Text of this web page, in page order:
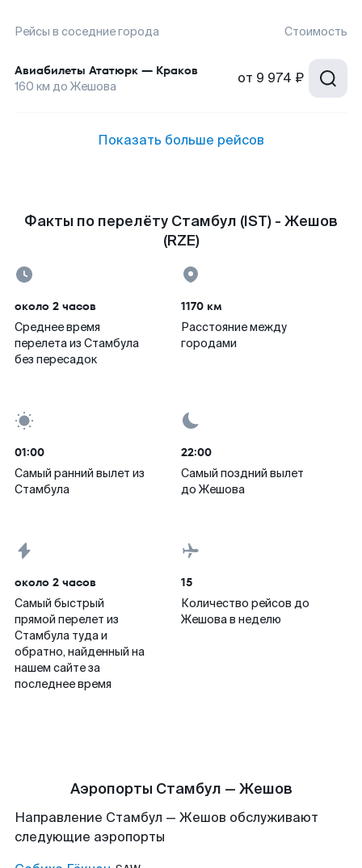
Рейсы в соседние города Стоимость
Авиабилеты Ататюрк — Краков
160 км до Жешова от 9 974 ₽
Показать больше рейсов
Факты по перелёту Стамбул (IST) - Жешов
(RZE)
около 2 часов
Среднее время
перелета из Стамбула
без пересадок
1170 км
Расстояние между
городами
01:00
Самый ранний вылет из
Стамбула
22:00
Самый поздний вылет
до Жешова
около 2 часов
Самый быстрый
прямой перелет из
Стамбула туда и
обратно, найденный на
нашем сайте за
последнее время
15
Количество рейсов до
Жешова в неделю
Аэропорты Стамбул — Жешов
Направление Стамбул — Жешов обслуживают
следующие аэропорты